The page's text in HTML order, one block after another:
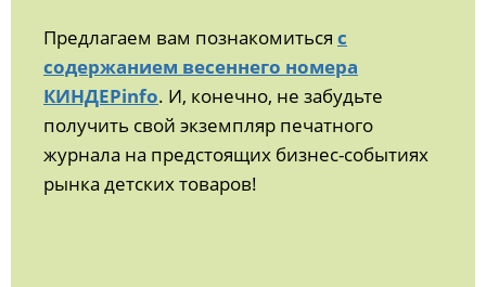
Предлагаем вам познакомиться с
содержанием весеннего номера
КИНДЕРinfo. И, конечно, не забудьте
получить свой экземпляр печатного
журнала на предстоящих бизнес-событиях
рынка детских товаров!